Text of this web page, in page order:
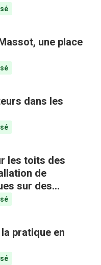
une place
dans les
les toits des
de
sur des
pratique en